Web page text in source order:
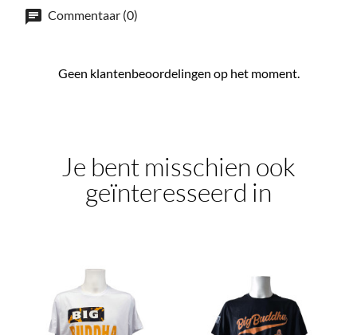
Commentaar (0)
Geen klantenbeoordelingen op het moment.
Je bent misschien ook
geïnteresseerd in